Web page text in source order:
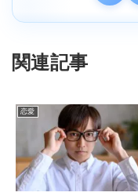
関連記事
恋愛